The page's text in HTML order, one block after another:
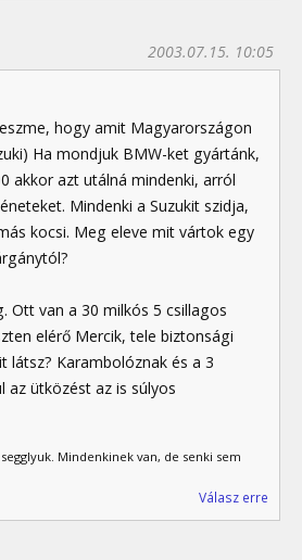
2003.07.15. 10:05
hogy amit Magyarországon
Ha mondjuk BMW-ket gyártánk,
akkor azt utálná mindenki, arról
Mindenki a Suzukit szidja,
kocsi. Meg eleve mit vártok egy
Ott van a 30 milkós 5 csillagos
elérő Mercik, tele biztonsági
látsz? Karambolóznak és a 3
az ütközést az is súlyos
Mindenkinek van, de senki sem
Válasz erre